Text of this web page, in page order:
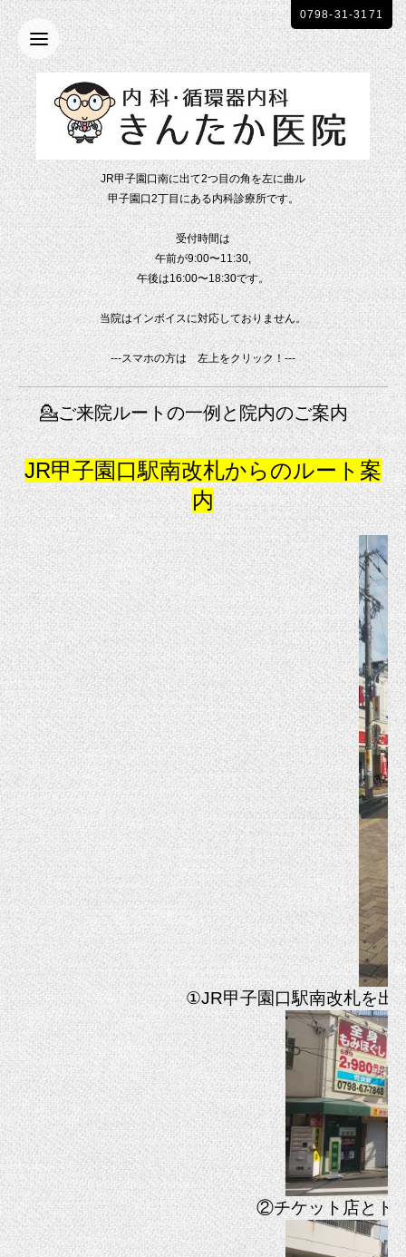
JR甲子園口南に出て2つ目の角を左に曲ル
甲子園口2丁目にある内科診療所です。
受付時間は
午前が9:00〜11:30,
午後は16:00〜18:30です。
当院はインボイスに対応しておりません。
---スマホの方は 左上をクリック！---
0798-31-3171
💁ご来院ルートの一例と院内のご案内
JR甲子園口駅南改札からのルート案
内
①JR甲子園口駅南改札を出
②チケット店とド